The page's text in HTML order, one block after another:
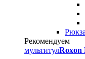
Рекомендуем
мультитул